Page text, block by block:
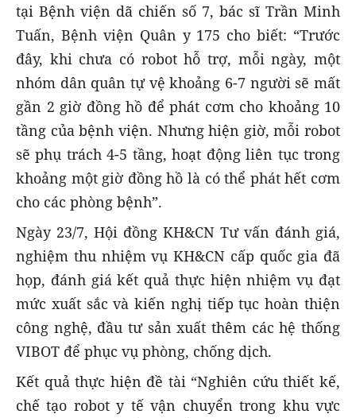
tại Bệnh viện dã chiến số 7, bác sĩ Trần Minh
Tuấn, Bệnh viện Quân y 175 cho biết: “Trước
đây, khi chưa có robot hỗ trợ, mỗi ngày, một
nhóm dân quân tự vệ khoảng 6-7 người sẽ mất
gần 2 giờ đồng hồ để phát cơm cho khoảng 10
tầng của bệnh viện. Nhưng hiện giờ, mỗi robot
sẽ phụ trách 4-5 tầng, hoạt động liên tục trong
khoảng một giờ đồng hồ là có thể phát hết cơm
cho các phòng bệnh”.
Ngày 23/7, Hội đồng KH&CN Tư vấn đánh giá,
nghiệm thu nhiệm vụ KH&CN cấp quốc gia đã
họp, đánh giá kết quả thực hiện nhiệm vụ đạt
mức xuất sắc và kiến nghị tiếp tục hoàn thiện
công nghệ, đầu tư sản xuất thêm các hệ thống
VIBOT để phục vụ phòng, chống dịch.
Kết quả thực hiện đề tài “Nghiên cứu thiết kế,
chế tạo robot y tế vận chuyển trong khu vực